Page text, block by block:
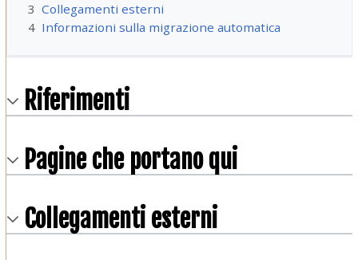
3 Collegamenti esterni
4 Informazioni sulla migrazione automatica
Riferimenti
Pagine che portano qui
Collegamenti esterni